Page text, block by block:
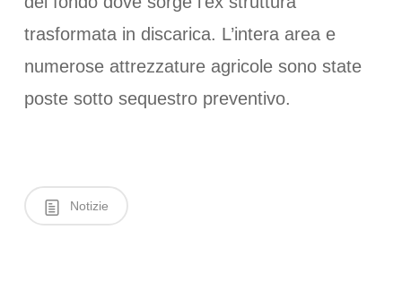
trasformata in discarica. L’intera area e
numerose attrezzature agricole sono state
poste sotto sequestro preventivo.
Notizie